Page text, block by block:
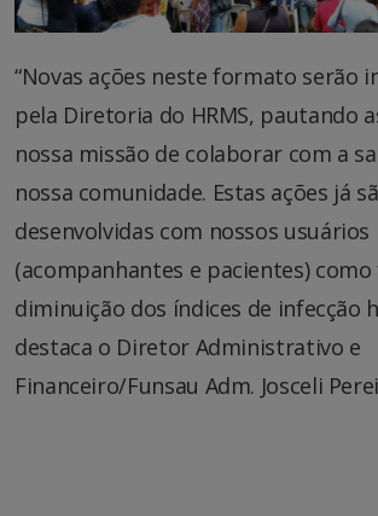
“Novas ações neste formato serão
pela Diretoria do HRMS, pautando
nossa missão de colaborar com a
nossa comunidade. Estas ações já
desenvolvidas com nossos usuários
(acompanhantes e pacientes)
diminuição dos índices de infecção
destaca o Diretor Administrativo e
Financeiro/Funsau Adm. Josceli